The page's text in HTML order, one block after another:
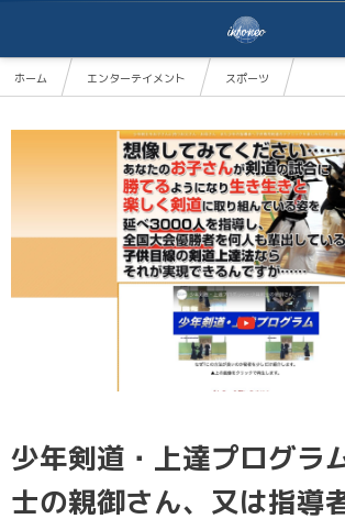
ホーム エンターテイメント
スポーツ
少年剣道・上達プログラ
士の親御さん、又は指導